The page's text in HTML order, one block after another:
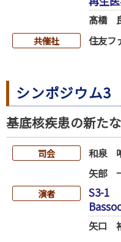
髙橋
共催社 住友フ
シンポジウム3
基底核疾患の新た
司会
和泉
矢部
演者
S3-1
矢口